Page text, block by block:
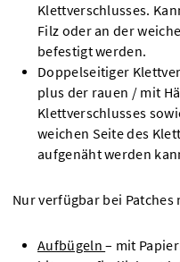
Klettverschlusses.
Filz oder an der
befestigt werden.
Doppelseitiger
plus der rauen / mit
Klettverschlusses
weichen Seite des
aufgenäht werden
Nur verfügbar bei
Aufbügeln– mit